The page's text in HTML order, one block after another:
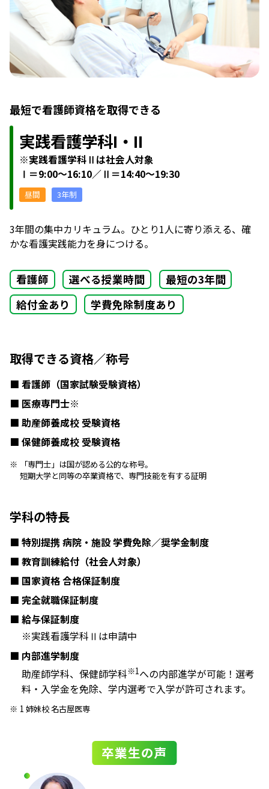
最短で看護師資格を取得できる
実践看護学科I・II
※実践看護学科Ⅱは社会人対象
Ⅰ＝9:00～16:10／Ⅱ＝14:40～19:30
昼間 3年制
3年間の集中カリキュラム。ひとり1人に寄り添える、確
かな看護実践能力を身につける。
看護師 選べる授業時間
最短の3年間
給付金あり
学費免除制度あり
取得できる資格／称号
看護師（国家試験受験資格）
医療専門士※
助産師養成校 受験資格
保健師養成校 受験資格
「専門士」は国が認める公的な称号。
短期大学と同等の卒業資格で、専門技能を有する証明
学科の特長
特別提携 病院・施設 学費免除／奨学金制度
教育訓練給付（社会人対象）
国家資格 合格保証制度
完全就職保証制度
給与保証制度
※実践看護学科Ⅱは申請中
内部進学制度
助産師学科、保健師学科※1への内部進学が可能！選考
料・入学金を免除、学内選考で入学が許可されます。
1 姉妹校 名古屋医専
卒業生の声